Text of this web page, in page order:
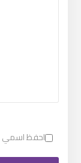
احفظ اسمي